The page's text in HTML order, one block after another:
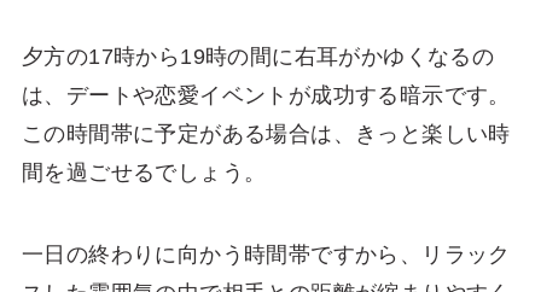
夕方の17時から19時の間に右耳がかゆくなるの
は、デートや恋愛イベントが成功する暗示です。
この時間帯に予定がある場合は、きっと楽しい時
間を過ごせるでしょう。
一日の終わりに向かう時間帯ですから、リラック